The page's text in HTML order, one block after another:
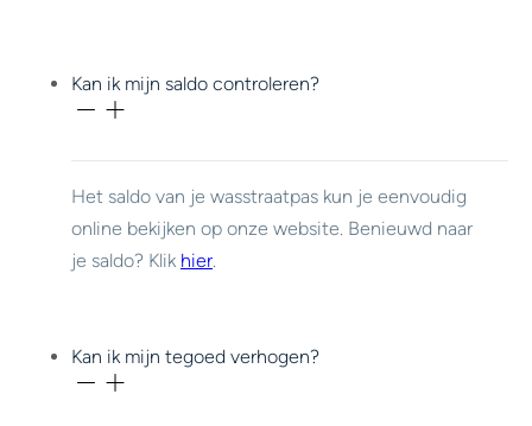
Kan ik mijn saldo controleren?
Het saldo van je wasstraatpas kun je eenvoudig
online bekijken op onze website. Benieuwd naar
je saldo? Klik hier.
Kan ik mijn tegoed verhogen?